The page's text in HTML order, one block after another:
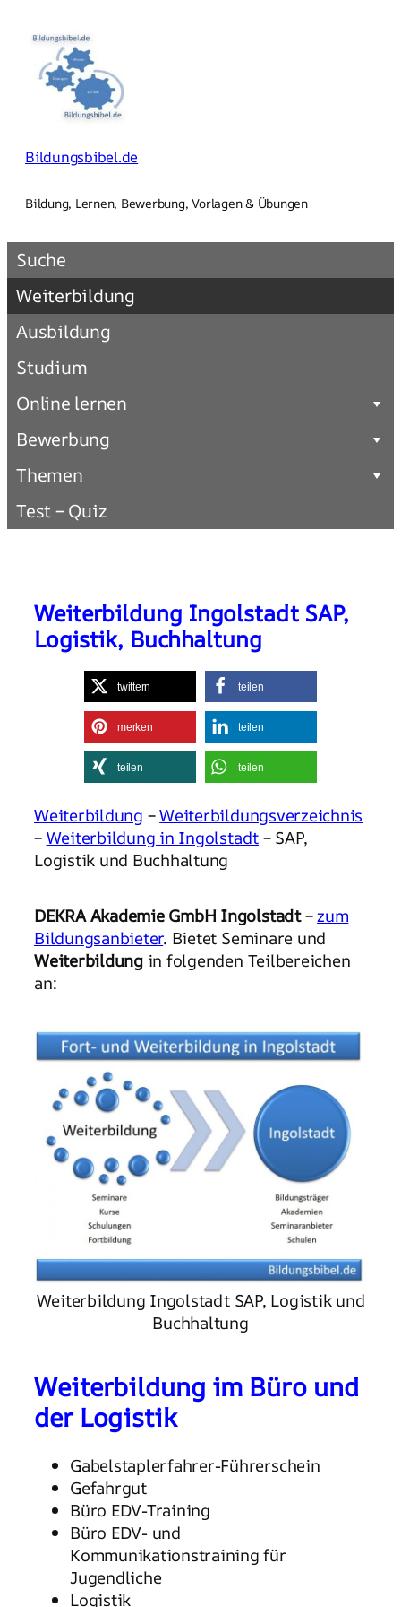
Inhalt
springen
Bildungsbibel.de
Bildung, Lernen, Bewerbung, Vorlagen & Übungen
Suche
Weiterbildung
Ausbildung
Studium
Online lernen
Bewerbung
Themen
Test – Quiz
Weiterbildung Ingolstadt SAP,
Logistik, Buchhaltung
twittern teilen
merken teilen
teilen teilen
Weiterbildung –Weiterbildungsverzeichnis
–Weiterbildung in Ingolstadt– SAP,
Logistik und Buchhaltung
DEKRA Akademie GmbH Ingolstadt–zum
Bildungsanbieter. Bietet Seminare und
Weiterbildungin folgenden Teilbereichen
an:
Weiterbildung Ingolstadt SAP, Logistik und
Buchhaltung
Weiterbildung im Büro und
der Logistik
Gabelstaplerfahrer-Führerschein
Gefahrgut
Büro EDV-Training
Büro EDV- und
Kommunikationstraining für
Jugendliche
Logistik